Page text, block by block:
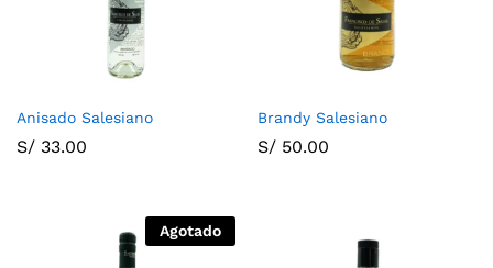
Anisado Salesiano
S/ 33.00
Brandy Salesiano
S/ 50.00
Agotado